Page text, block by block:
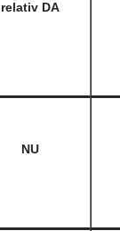
relativ DA
NU